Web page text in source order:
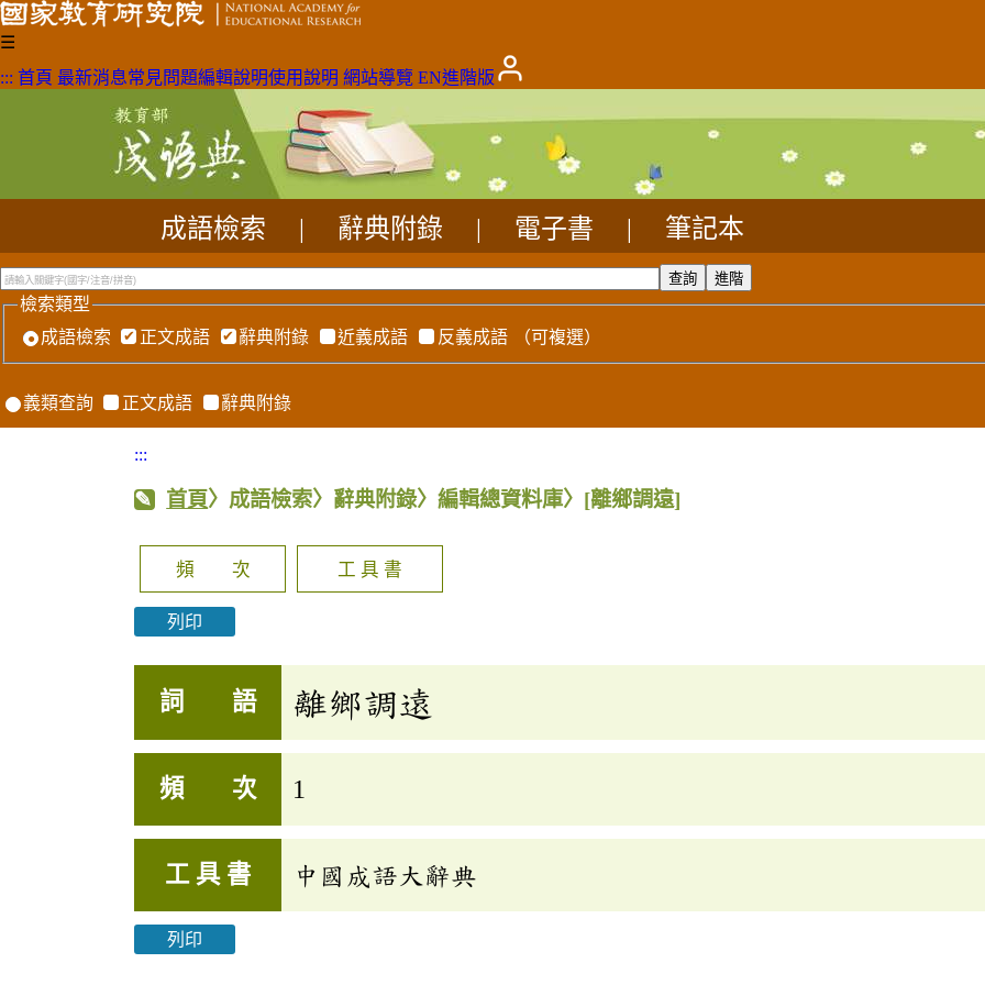
☰
::: 首頁 最新消息常見問題編輯說明使用說明 網站導覽 EN進階版
成語檢索 辭典附錄 電子書 筆記本
檢索類型
成語檢索
正文成語 辭典附錄 近義成語 反義成語 （可複選）
義類查詢 正文成語 辭典附錄
:::
首頁〉成語檢索〉辭典附錄〉編輯總資料庫〉 [離鄉調遠]
頻 次 工 具 書
列印
詞 語 離鄉調遠
頻 次 1
工 具 書 中國成語大辭典
列印